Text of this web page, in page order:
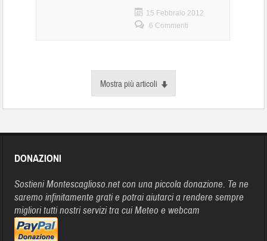
15 Febbraio 2012
6 Commenti
Mostra più articoli
DONAZIONI
Sostieni Montescaglioso.net con una piccola donazione. Te ne
saremo infinitamente grati e potrai aiutarci a rendere sempre
migliori tutti nostri servizi tra cui Meteo e webcam